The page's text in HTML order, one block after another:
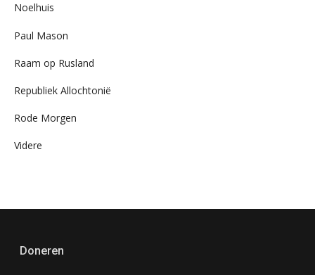
Noelhuis
Paul Mason
Raam op Rusland
Republiek Allochtonië
Rode Morgen
Videre
Doneren